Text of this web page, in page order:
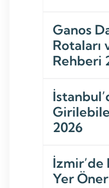
Ganos
Rotaları
Rehberi
2026
Yer